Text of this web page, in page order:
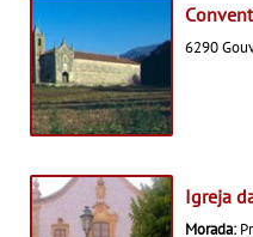
6290
Igreja
Morada: